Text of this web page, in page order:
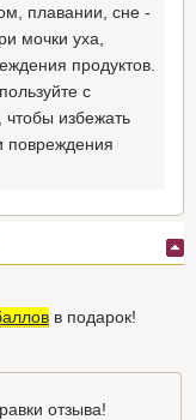
плавании, сне -
мочки уха,
продуктов.
с
чтобы избежать
повреждения
в подарок!
отзыва!